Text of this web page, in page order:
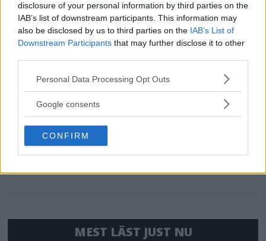
disclosure of your personal information by third parties on the
IAB’s list of downstream participants. This information may
also be disclosed by us to third parties on the IAB’s List of
Downstream Participants that may further disclose it to other
Please note that this website/app uses one or more Google
not limited to your visit or usage behaviour. You may click to
use your data for below specified purposes in below Google
consent section.
Personal Data Processing Opt Outs
Google consents
CONFIRM
OM System lanserar
gratislån av kameror &
objektiv i Sverige
OM System lanserar nu "Test & Wow"-
programmet i Sverige, vilket gör det möjligt
att låna hem kameror och objektiv under fem
dagar för att se hur utrustningen passar dina
behov.
MEST LÄST JUST NU